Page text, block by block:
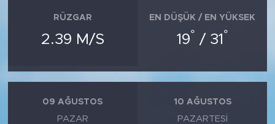
RÜZGAR
2.39 M/S
EN DÜŞÜK / EN YÜKSEK
19° / 31 °
09 AĞUSTOS
PAZAR
10 AĞUSTOS
PAZARTESI